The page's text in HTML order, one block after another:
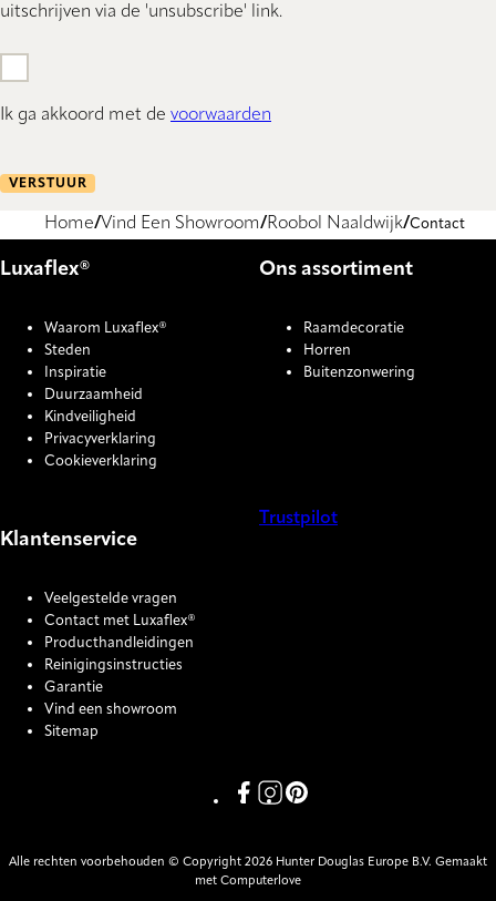
uitschrijven via de 'unsubscribe' link.
Ik ga akkoord met de voorwaarden
VERSTUUR
Home Vind Een Showroom Roobol Naaldwijk Contact
Luxaflex®
Waarom Luxaflex®
Steden
Inspiratie
Duurzaamheid
Kindveiligheid
Privacyverklaring
Cookieverklaring
Ons assortiment
Raamdecoratie
Horren
Buitenzonwering
Klantenservice
Veelgestelde vragen
Contact met Luxaflex®
Producthandleidingen
Reinigingsinstructies
Garantie
Vind een showroom
Sitemap
Trustpilot
Link missing Display text from
Link missing Display text
Link missing Display text
Alle rechten voorbehouden © Copyright 2026 Hunter Douglas Europe B.V. Gemaakt
met Computerlove